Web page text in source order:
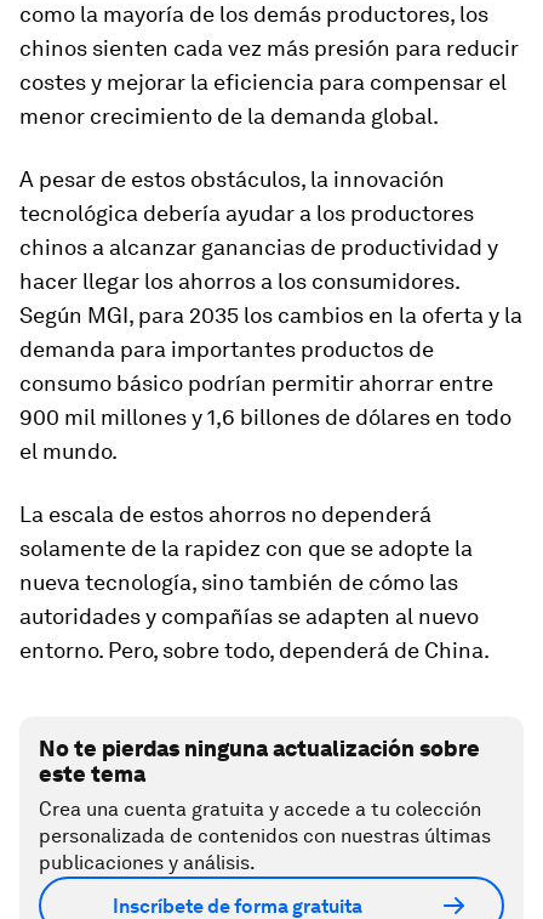
como la mayoría de los demás productores, los
chinos sienten cada vez más presión para reducir
costes y mejorar la eficiencia para compensar el
menor crecimiento de la demanda global.
A pesar de estos obstáculos, la innovación
tecnológica debería ayudar a los productores
chinos a alcanzar ganancias de productividad y
hacer llegar los ahorros a los consumidores.
Según MGI, para 2035 los cambios en la oferta y la
demanda para importantes productos de
consumo básico podrían permitir ahorrar entre
900 mil millones y 1,6 billones de dólares en todo
el mundo.
La escala de estos ahorros no dependerá
solamente de la rapidez con que se adopte la
nueva tecnología, sino también de cómo las
autoridades y compañías se adapten al nuevo
entorno. Pero, sobre todo, dependerá de China.
No te pierdas ninguna actualización sobre
este tema
Crea una cuenta gratuita y accede a tu colección
personalizada de contenidos con nuestras últimas
publicaciones y análisis.
Inscríbete de forma gratuita